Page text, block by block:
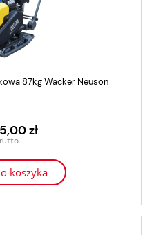
87kg Wacker Neuson
zł
koszyka